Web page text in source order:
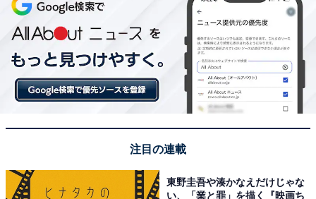
1位：椎名林檎
10月より開始する椎名林檎のアリーナツアー「(生)
林檎博'24－景気の回復－」。佐渡金山の世界遺産登
録に沸く、新潟でも今回開催します(そんな新潟での
思い出写真2枚)。
チケットの一般販売は、明日8月31日(土)。最後の受
付ですので、ライブ参戦を期する方はぜひこの機会
に。
https://t.co/vaAyrQ5xMY
注目の連載
東野圭吾や湊かなえだけじゃな
い、「業と罪」を描く『映画ち